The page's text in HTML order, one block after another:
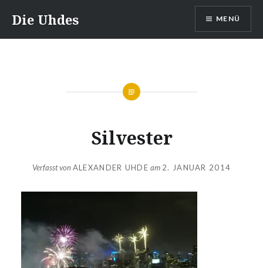
Inhalt
springen
Die Uhdes MENÜ
Silvester
Verfasst vonALEXANDER UHDE am 2. JANUAR 2014